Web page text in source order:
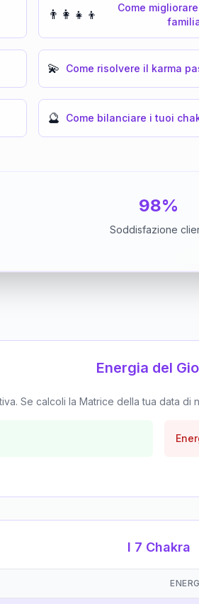
👨‍👩‍👧‍👦
Come
💫 Come risolvere il karma
🔮 Come bilanciare i tuoi
98%
Soddisfazione
Energia del
Se calcoli la Matrice della tua data
I 7 Chakra